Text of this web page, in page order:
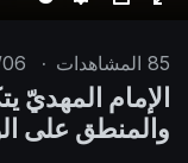
t
i
P
n
t
r
85 المشاهدات ·
الإمام المهديّ
والمنطق على